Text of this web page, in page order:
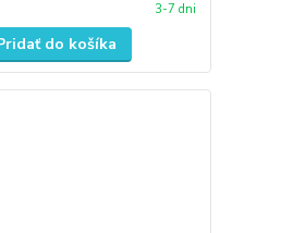
3-7 dni
do košíka